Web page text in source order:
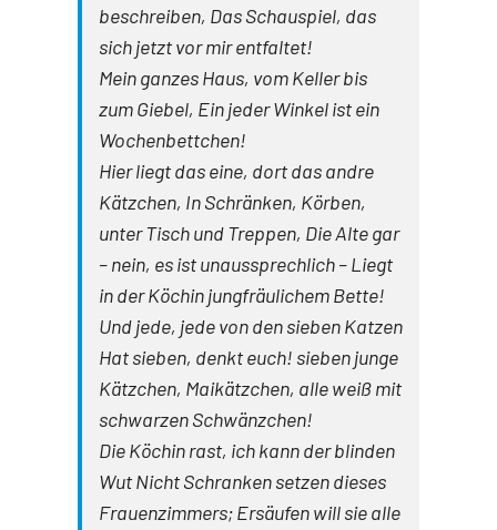
beschreiben, Das Schauspiel, das
sich jetzt vor mir entfaltet!
Mein ganzes Haus, vom Keller bis
zum Giebel, Ein jeder Winkel ist ein
Wochenbettchen!
Hier liegt das eine, dort das andre
Kätzchen, In Schränken, Körben,
unter Tisch und Treppen, Die Alte gar
– nein, es ist unaussprechlich – Liegt
in der Köchin jungfräulichem Bette!
Und jede, jede von den sieben Katzen
Hat sieben, denkt euch! sieben junge
Kätzchen, Maikätzchen, alle weiß mit
schwarzen Schwänzchen!
Die Köchin rast, ich kann der blinden
Wut Nicht Schranken setzen dieses
Frauenzimmers; Ersäufen will sie alle